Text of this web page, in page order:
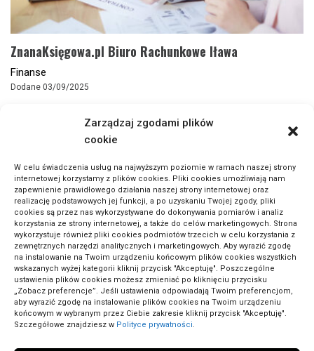
Zarządzaj zgodami plików
cookie
W celu świadczenia usług na najwyższym poziomie w ramach naszej strony
internetowej korzystamy z plików cookies. Pliki cookies umożliwiają nam
zapewnienie prawidłowego działania naszej strony internetowej oraz
realizację podstawowych jej funkcji, a po uzyskaniu Twojej zgody, pliki
cookies są przez nas wykorzystywane do dokonywania pomiarów i analiz
korzystania ze strony internetowej, a także do celów marketingowych. Strona
wykorzystuje również pliki cookies podmiotów trzecich w celu korzystania z
zewnętrznych narzędzi analitycznych i marketingowych. Aby wyrazić zgodę
na instalowanie na Twoim urządzeniu końcowym plików cookies wszystkich
wskazanych wyżej kategorii kliknij przycisk "Akceptuję". Poszczególne
ustawienia plików cookies możesz zmieniać po kliknięciu przycisku
„Zobacz preferencje”. Jeśli ustawienia odpowiadają Twoim preferencjom,
aby wyrazić zgodę na instalowanie plików cookies na Twoim urządzeniu
końcowym w wybranym przez Ciebie zakresie kliknij przycisk "Akceptuję".
Szczegółowe znajdziesz w Polityce prywatności.
ZnanaKsięgowa.pl Biuro Rachunkowe Iława
Finanse
Dodane 03/09/2025